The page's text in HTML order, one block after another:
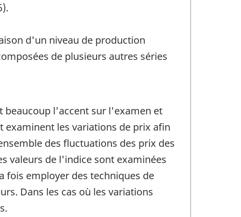
d'un niveau de production
de plusieurs autres séries
beaucoup l'accent sur l'examen et
les variations de prix afin
des fluctuations des prix des
valeurs de l'indice sont examinées
fois employer des techniques de
Dans les cas où les variations